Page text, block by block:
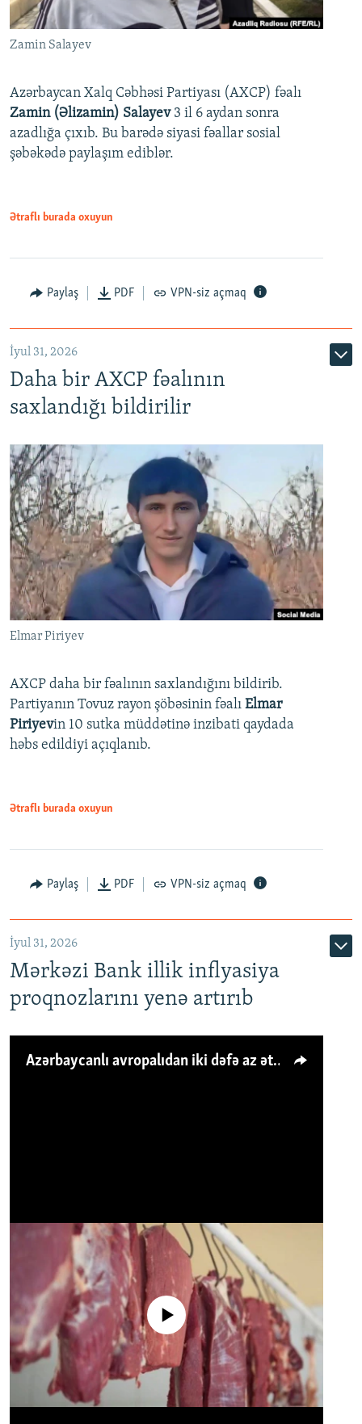
Zamin Salayev
Azərbaycan Xalq Cəbhəsi Partiyası (AXCP) fəalı
Zamin (Əlizamin) Salayev 3 il 6 aydan sonra
azadlığa çıxıb. Bu barədə siyasi fəallar sosial
şəbəkədə paylaşım ediblər.
Ətraflı burada oxuyun
Paylaş PDF VPN-siz açmaq
İyul 31, 2026
Daha bir AXCP fəalının
saxlandığı bildirilir
Elmar Piriyev
AXCP daha bir fəalının saxlandığını bildirib.
Partiyanın Tovuz rayon şöbəsinin fəalı Elmar
Piriyevin 10 sutka müddətinə inzibati qaydada
həbs edildiyi açıqlanıb.
Ətraflı burada oxuyun
Paylaş PDF VPN-siz açmaq
İyul 31, 2026
Mərkəzi Bank illik inflyasiya
proqnozlarını yenə artırıb
Azərbaycanlı avropalıdan iki dəfə az ət yeyir, amma... 'Qiymət artımı qaçılmazdır'
No media source currently available